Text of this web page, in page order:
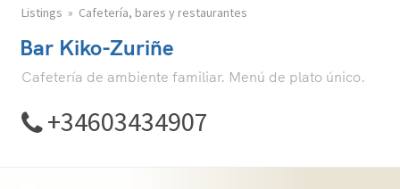
Listings Cafetería, bares y restaurantes
Bar Kiko-Zuriñe
Cafetería de ambiente familiar. Menú de plato único.
+34603434907